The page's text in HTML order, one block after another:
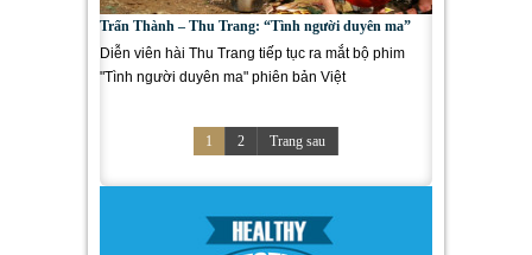
Trấn Thành – Thu Trang: “Tình người duyên ma”
Diễn viên hài Thu Trang tiếp tục ra mắt bộ phim
"Tình người duyên ma" phiên bản Việt
1 2 Trang sau